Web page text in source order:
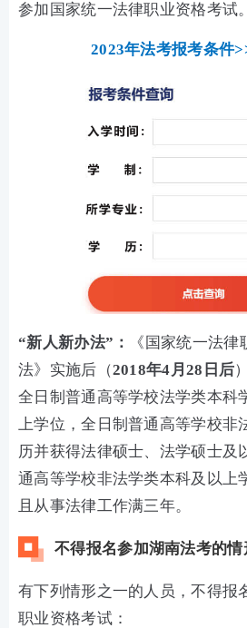
参加国家统一法律职业资格考试。
2023年法考报考条件
“新人新办法”：
《国家统一法
法》实施后（2018年4月28日后
全日制普通高等学校法学类本科
上学位，全日制普通高等学校非
历并获得法律硕士、法学硕士及
通高等学校非法学类本科及以上
且从事法律工作满三年。
不得报名参加湖南法考的情
有下列情形之一的人员，不得报
职业资格考试：